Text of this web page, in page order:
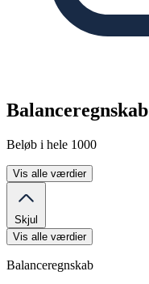
Balanceregnskab
Beløb i hele 1000
Vis alle værdier
Skjul
Vis alle værdier
Balanceregnskab